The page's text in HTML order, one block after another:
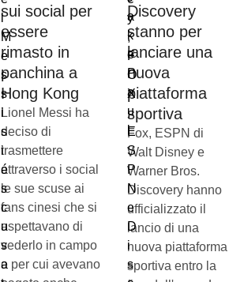
sui social per
essere
rimasto in
panchina a
Hong Kong
Lionel Messi ha
deciso di
trasmettere
attraverso i social
le sue scuse ai
fans cinesi che si
aspettavano di
vederlo in campo
e per cui avevano
Discovery
stanno per
lanciare una
nuova
piattaforma
sportiva
Fox, ESPN di
Walt Disney e
Warner Bros.
Discovery hanno
ufficializzato il
lancio di una
nuova piattaforma
sportiva entro la